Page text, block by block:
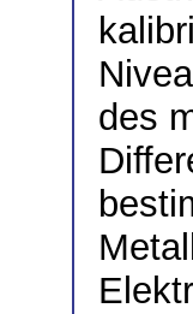
des